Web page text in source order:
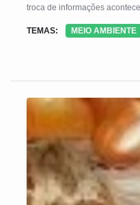
troca de informações
treinamento ocorre na
TEMAS: MEIO AMBIENTE